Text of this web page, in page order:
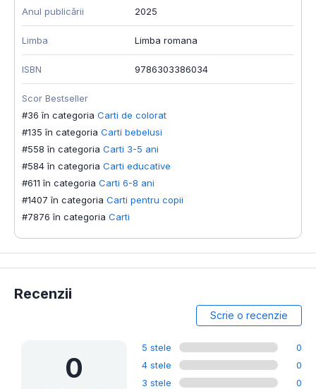
Anul publicării 2025
Limba Limba romana
ISBN 9786303386034
Scor Bestseller
#36 în categoria Carti de colorat
#135 în categoria Carti bebelusi
#558 în categoria Carti 3-5 ani
#584 în categoria Carti educative
#611 în categoria Carti 6-8 ani
#1407 în categoria Carti pentru copii
#7876 în categoria Carti
Recenzii
Scrie o recenzie
0
5 stele
0
4 stele
0
3 stele
0